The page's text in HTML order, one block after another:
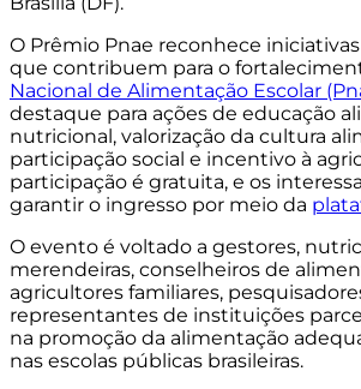
O Prêmio Pnae reconhece
que contribuem para o
Nacional de Alimentação Escolar
destaque para ações de educação
nutricional, valorização da cultura
participação social e incentivo à
participação é gratuita, e os
garantir o ingresso por meio da
O evento é voltado a gestores,
merendeiras, conselheiros de
agricultores familiares,
representantes de instituições
na promoção da alimentação
nas escolas públicas brasileiras.